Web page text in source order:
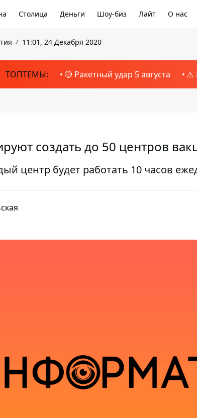
Столица Деньги Шоу-биз Лайт О нас
11:01, 24 Декабря 2020
ТОПТЕМЫ: 🔴 Ракетный удар 5 августа ⚠️
создать до 50 центров
центр будет работать 10 часов